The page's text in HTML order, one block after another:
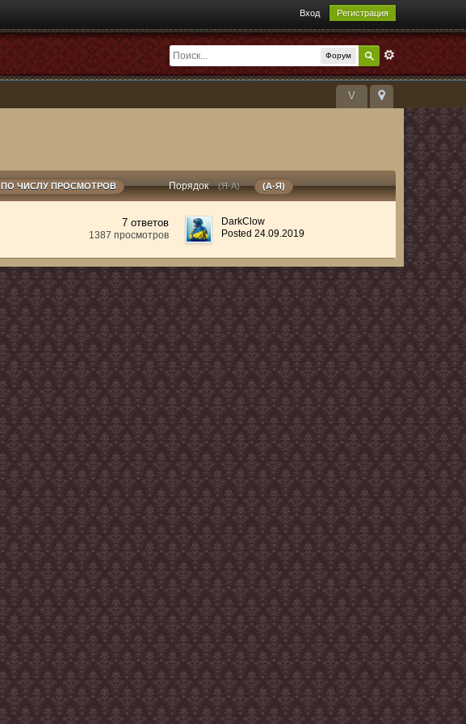
Вход Регистрация
Форум
V
ПО ЧИСЛУ ПРОСМОТРОВ Порядок (Я-А) (А-Я)
7 ответов
1387 просмотров
DarkClow
Posted 24.09.2019